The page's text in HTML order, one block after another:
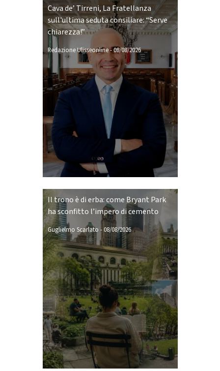
Cava de’ Tirreni, La Fratellanza
sull'ultima seduta consiliare: “Serve
chiarezza!”
Redazione Ulisseonline-08/08/2026
Il trono è di erba: come Bryant Park
ha sconfitto l’impero di cemento
Guglielmo Scarlato -08/08/2026